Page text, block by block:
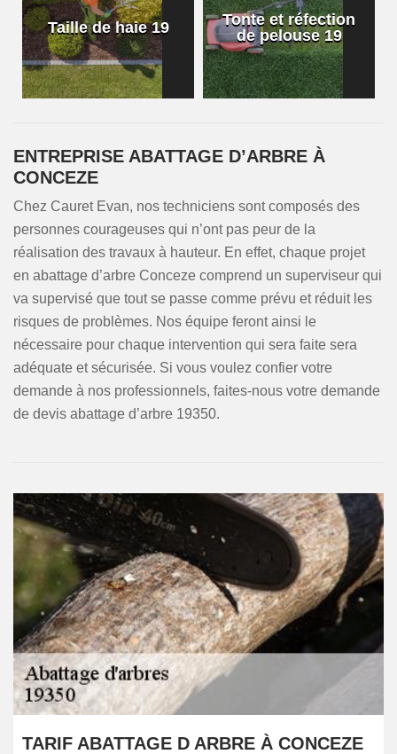
Taille de haie 19
Tonte et réfection
de pelouse 19
ENTREPRISE ABATTAGE D’ARBRE À
CONCEZE
Chez Cauret Evan, nos techniciens sont composés des
personnes courageuses qui n’ont pas peur de la
réalisation des travaux à hauteur. En effet, chaque projet
en abattage d’arbre Conceze comprend un superviseur qui
va supervisé que tout se passe comme prévu et réduit les
risques de problèmes. Nos équipe feront ainsi le
nécessaire pour chaque intervention qui sera faite sera
adéquate et sécurisée. Si vous voulez confier votre
demande à nos professionnels, faites-nous votre demande
de devis abattage d’arbre 19350.
TARIF ABATTAGE D ARBRE À CONCEZE